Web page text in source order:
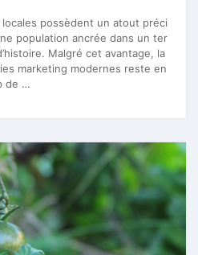
possèdent un atout préci
population ancrée dans un ter
Malgré cet avantage, la
marketing modernes reste en
de …